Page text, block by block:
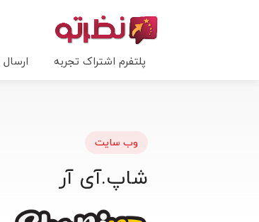
پلتفرم اشتراک تجربه
وب سایت
شاپ.آی آر